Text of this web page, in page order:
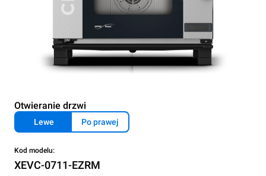
Otwieranie drzwi
Lewe Po prawej
Kod modelu:
XEVC-0711-EZRM